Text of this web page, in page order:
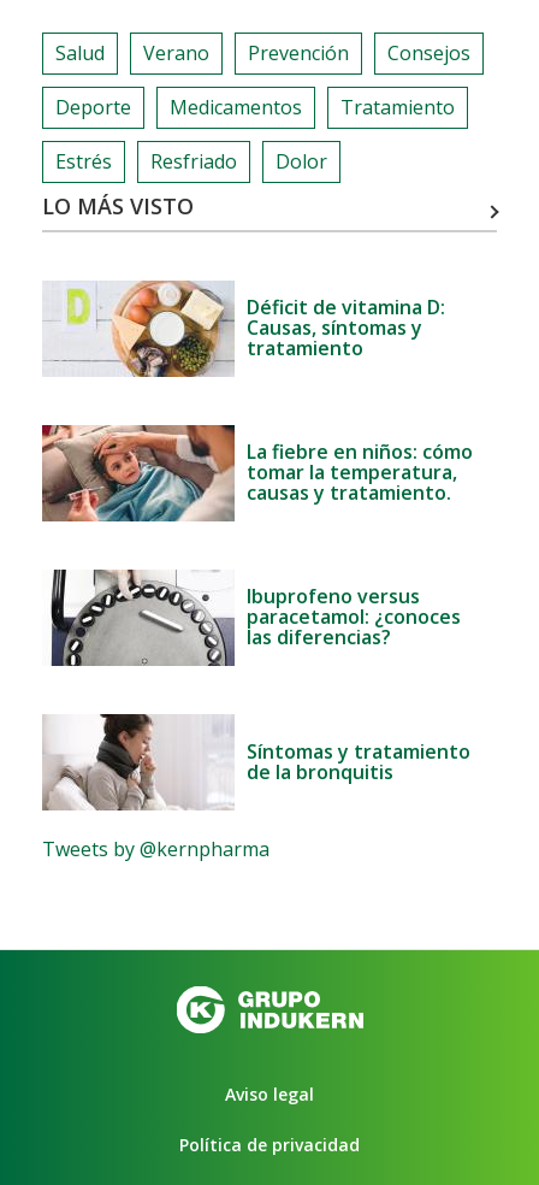
Salud Verano Prevención Consejos
Deporte Medicamentos Tratamiento
Estrés Resfriado Dolor
LO MÁS VISTO
Déficit de vitamina D:
Causas, síntomas y
tratamiento
La fiebre en niños: cómo
tomar la temperatura,
causas y tratamiento.
Ibuprofeno versus
paracetamol: ¿conoces
las diferencias?
Síntomas y tratamiento
de la bronquitis
Tweets by @kernpharma
Aviso legal
Política de privacidad